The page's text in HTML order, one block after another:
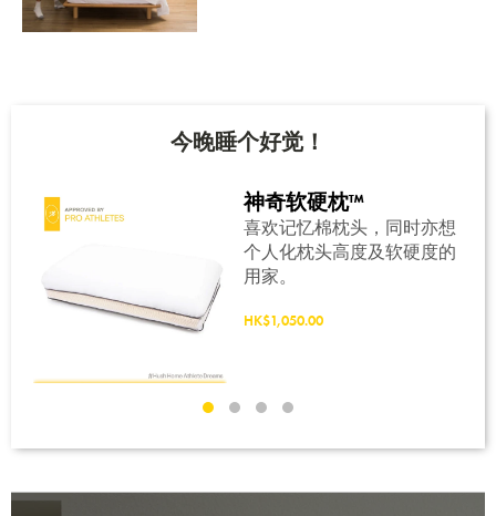
今晚睡个好觉！
神奇软硬枕™
喜欢记忆棉枕头，同时亦想
个人化枕头高度及软硬度的
用家。
HK$1,050.00